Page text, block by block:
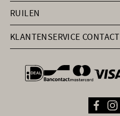
RUILEN
KLANTENSERVICE CONTACT
general.paymentOptions